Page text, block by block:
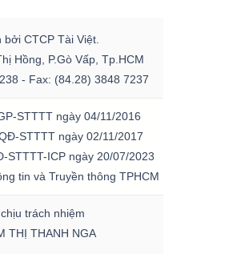
bởi CTCP Tài Việt.
Hồng, P.Gò Vấp, Tp.HCM
- Fax: (84.28) 3848 7237
STTTT ngày 04/11/2016
STTTT ngày 02/11/2017
STTTT-ICP ngày 20/07/2023
tin và Truyền thông TPHCM
trách nhiệm
THỊ THANH NGA